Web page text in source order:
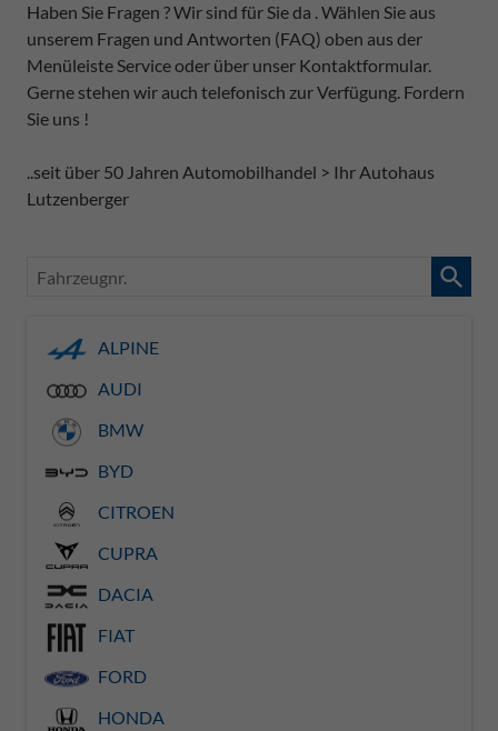
Haben Sie Fragen ? Wir sind für Sie da . Wählen Sie aus
unserem Fragen und Antworten (FAQ) oben aus der
Menüleiste Service oder über unser Kontaktformular.
Gerne stehen wir auch telefonisch zur Verfügung. Fordern
Sie uns !
..seit über 50 Jahren Automobilhandel > Ihr Autohaus
Lutzenberger
Fahrzeugnr.
ALPINE
AUDI
BMW
BYD
CITROEN
CUPRA
DACIA
FIAT
FORD
HONDA